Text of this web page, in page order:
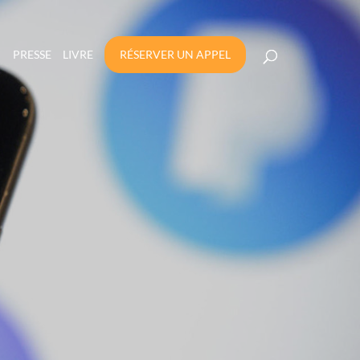
PRESSE LIVRE RÉSERVER UN APPEL